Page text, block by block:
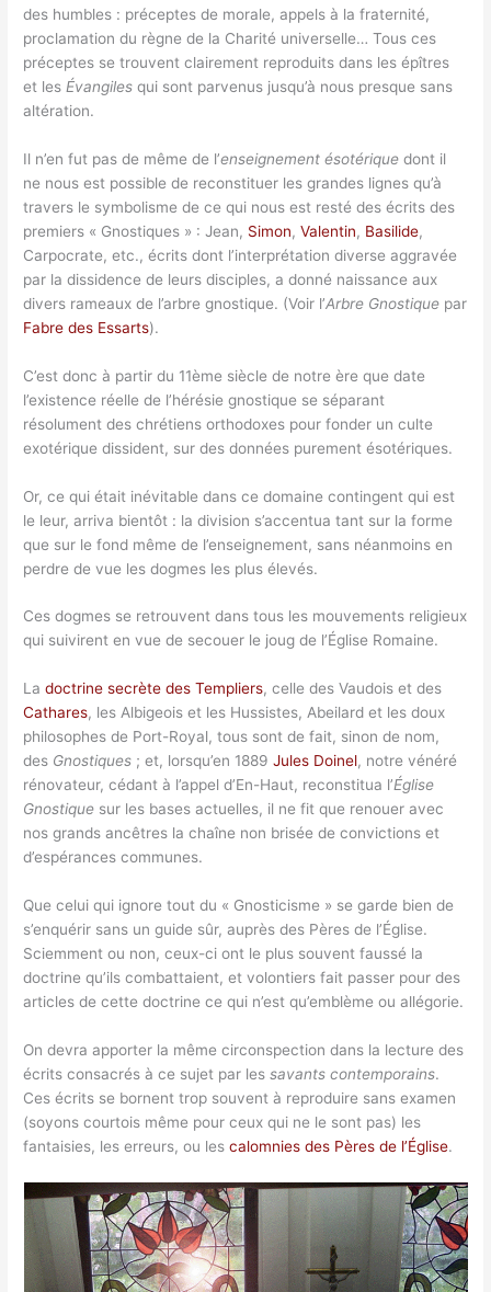
des humbles : préceptes de morale, appels à la fraternité,
proclamation du règne de la Charité universelle… Tous ces
préceptes se trouvent clairement reproduits dans les épîtres
et les Évangiles qui sont parvenus jusqu’à nous presque sans
altération.
Il n’en fut pas de même de l’enseignement ésotérique dont il
ne nous est possible de reconstituer les grandes lignes qu’à
travers le symbolisme de ce qui nous est resté des écrits des
premiers « Gnostiques » : Jean, Simon,Valentin, Basilide,
Carpocrate, etc., écrits dont l’interprétation diverse aggravée
par la dissidence de leurs disciples, a donné naissance aux
divers rameaux de l’arbre gnostique. (Voir l’Arbre Gnostique par
Fabre des Essarts).
C’est donc à partir du 11ème siècle de notre ère que date
l’existence réelle de l’hérésie gnostique se séparant
résolument des chrétiens orthodoxes pour fonder un culte
exotérique dissident, sur des données purement ésotériques.
Or, ce qui était inévitable dans ce domaine contingent qui est
le leur, arriva bientôt : la division s’accentua tant sur la forme
que sur le fond même de l’enseignement, sans néanmoins en
perdre de vue les dogmes les plus élevés.
Ces dogmes se retrouvent dans tous les mouvements religieux
qui suivirent en vue de secouer le joug de l’Église Romaine.
Ladoctrine secrète des Templiers, celle des Vaudois et des
Cathares, les Albigeois et les Hussistes, Abeilard et les doux
philosophes de Port-Royal, tous sont de fait, sinon de nom,
des Gnostiques ; et, lorsqu’en 1889Jules Doinel, notre vénéré
rénovateur, cédant à l’appel d’En-Haut, reconstitua l’Église
Gnostique sur les bases actuelles, il ne fit que renouer avec
nos grands ancêtres la chaîne non brisée de convictions et
d’espérances communes.
Que celui qui ignore tout du « Gnosticisme » se garde bien de
s’enquérir sans un guide sûr, auprès des Pères de l’Église.
Sciemment ou non, ceux-ci ont le plus souvent faussé la
doctrine qu’ils combattaient, et volontiers fait passer pour des
articles de cette doctrine ce qui n’est qu’emblème ou allégorie.
On devra apporter la même circonspection dans la lecture des
écrits consacrés à ce sujet par lessavants contemporains.
Ces écrits se bornent trop souvent à reproduire sans examen
(soyons courtois même pour ceux qui ne le sont pas) les
fantaisies, les erreurs, ou lescalomnies des Pères de l’Église.